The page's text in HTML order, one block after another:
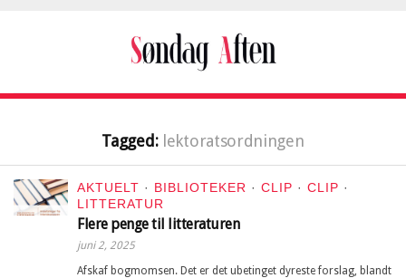
Tagged: lektoratsordningen
AKTUELT · BIBLIOTEKER · CLIP · CLIP ·
LITTERATUR
Flere penge til litteraturen
juni 2, 2025
Afskaf bogmomsen. Det er det ubetinget dyreste forslag, blandt